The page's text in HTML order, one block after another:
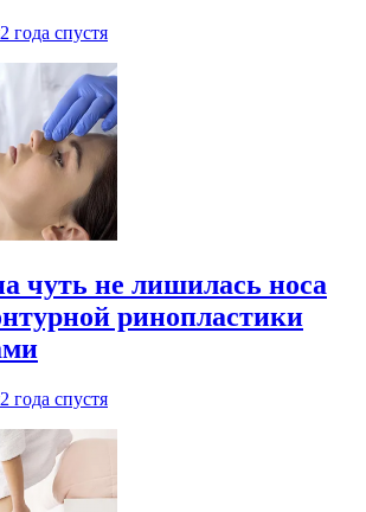
2 года спустя
чуть не лишилась носа
ринопластики
2 года спустя